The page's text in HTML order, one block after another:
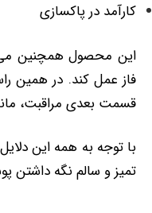
کارآمد در پاکسازی
این محصول همچنین می
فاز عمل کند. در همین
قسمت بعدی مراقبت،
با توجه به همه این
تمیز و سالم نگه